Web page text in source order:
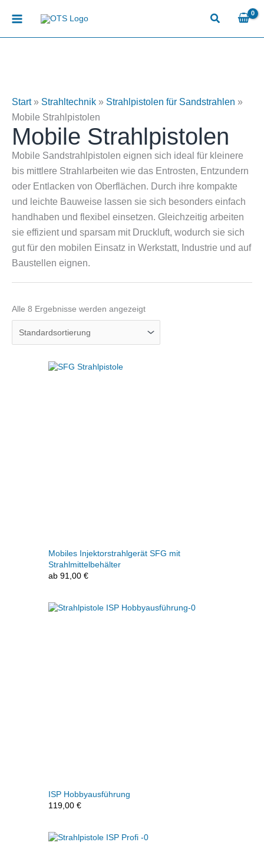
Inhalt
Start» Strahltechnik » Strahlpistolen für Sandstrahlen »
Mobile Strahlpistolen
Mobile Strahlpistolen
Mobile Sandstrahlpistolen eignen sich ideal für kleinere
bis mittlere Strahlarbeiten wie das Entrosten, Entzundern
oder Entlacken von Oberflächen. Durch ihre kompakte
und leichte Bauweise lassen sie sich besonders einfach
handhaben und flexibel einsetzen. Gleichzeitig arbeiten
sie effizient und sparsam mit Druckluft, wodurch sie sich
gut für den mobilen Einsatz in Werkstatt, Industrie und auf
Baustellen eignen.
Alle 8 Ergebnisse werden angezeigt
Mobiles Injektorstrahlgerät SFG mit
Strahlmittelbehälter
ab 91,00 €
ISP Hobbyausführung
119,00 €